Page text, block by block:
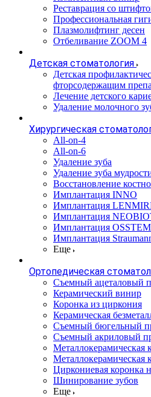
Реставрация со
Профессиональная
Плазмолифтинг десен
Отбеливание ZOOM 4
Детская стоматология
Детская
фторсодержащим
Лечение детского
Удаление молочного
Хирургическая
All-on-4
All-on-6
Удаление зуба
Удаление зуба
Восстановление
Имплантация INNO
Имплантация
Имплантация
Имплантация OSSTEM
Имплантация
Еще
Ортопедическая
Съемный ацеталовый
Керамический винир
Коронка из циркония
Керамическая
Съемный бюгельный
Съемный акриловый
Металлокерамическая
Металлокерамическая
Циркониевая коронка
Шинирование зубов
Еще